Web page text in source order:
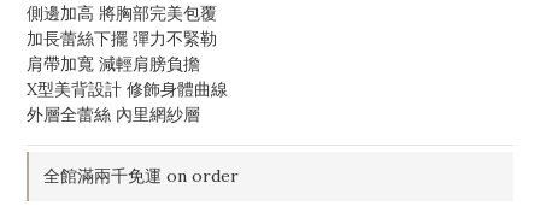
側邊加高 將胸部完美包覆
加長蕾絲下擺 彈力不緊勒
肩帶加寬 減輕肩膀負擔
X型美背設計 修飾身體曲線
外層全蕾絲 內里網紗層
全館滿兩千免運 on order